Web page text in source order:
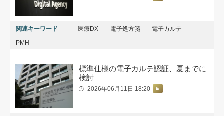
関連キーワード 医療DX 電子処方箋
電子カルテ
PMH
標準仕様の電子カルテ認証、夏までに
検討
2026年06月11日 18:20